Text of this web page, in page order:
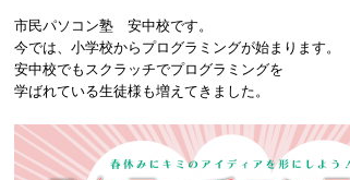
市民パソコン塾 安中校です。
今では、小学校からプログラミングが始まります。
安中校でもスクラッチでプログラミングを
学ばれている生徒様も増えてきました。